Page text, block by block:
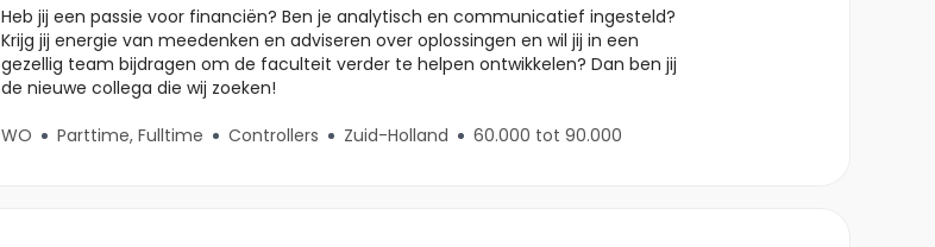
Heb jij een passie voor financiën? Ben je analytisch en communicatief ingesteld?
Krijg jij energie van meedenken en adviseren over oplossingen en wil jij in een
gezellig team bijdragen om de faculteit verder te helpen ontwikkelen? Dan ben jij
de nieuwe collega die wij zoeken!
WO
Parttime, Fulltime Controllers Zuid-Holland 60.000 tot 90.000